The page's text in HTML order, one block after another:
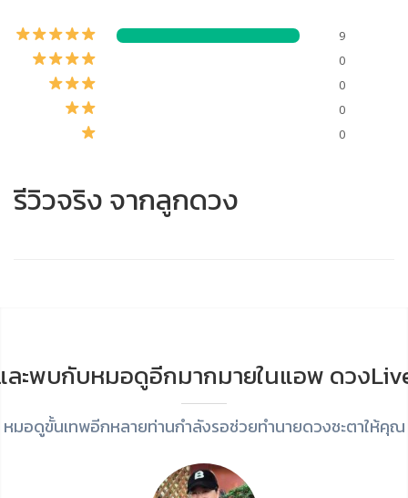
9
0
0
0
0
รีวิวจริง จากลูกดวง
ละพบกับหมอดูอีกมากมายในแอพ ดวง
หมอดูขั้นเทพอีกหลายท่านกำลังรอช่วยทำนายดวงชะตาให้คุณ